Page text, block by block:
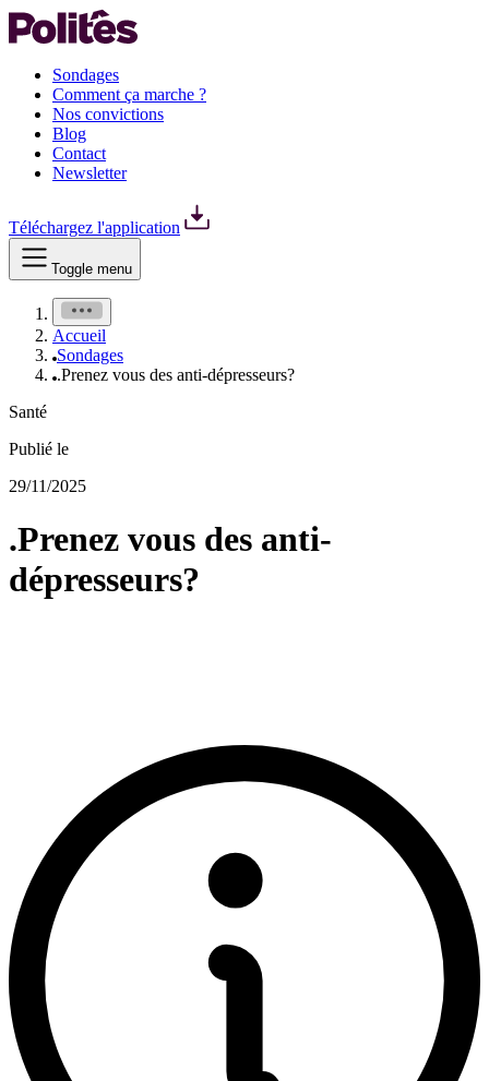
Sondages
Comment ça marche ?
Nos convictions
Blog
Contact
Newsletter
Téléchargez l'application
Toggle menu
Accueil
Sondages
.Prenez vous des anti-dépresseurs?
Santé
Publié le
29/11/2025
.Prenez vous des anti-
dépresseurs?